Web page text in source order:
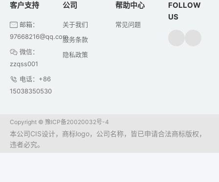
客户支持
邮箱：
97668216@qq.com
微信：
zzqss001
电话：+86
15038350530
公司
关于我们
服务条款
隐私政策
帮助中心
常见问题
FOLLOW
US
Copyright © 豫ICP备20020032号-4
本公司CIS设计，商标logo，公司名称，皆已申请合法商标版权，
违者必究。